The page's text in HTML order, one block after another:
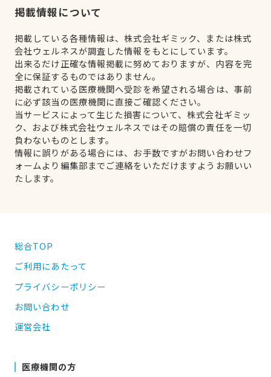
掲載情報について
掲載している各種情報は、株式会社ギミック、または株式
会社ウェルネスが調査した情報をもとにしています。
出来るだけ正確な情報掲載に努めておりますが、内容を完
全に保証するものではありません。
掲載されている医療機関へ受診を希望される場合は、事前
に必ず該当の医療機関に直接ご確認ください。
当サービスによって生じた損害について、株式会社ギミッ
ク、および株式会社ウェルネスではその賠償の責任を一切
負わないものとします。
情報に誤りがある場合には、お手数ですがお問い合わせフ
ォームより編集部までご連絡をいただけますようお願いい
たします。
総合TOP
ご利用にあたって
プライバシーポリシー
お問い合わせ
運営会社
医療機関の方